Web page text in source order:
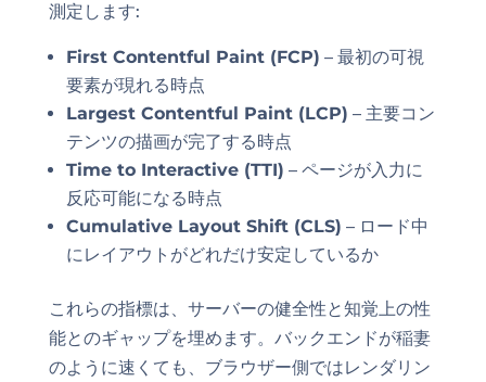
測定します:
First Contentful Paint (FCP) – 最初の可視
要素が現れる時点
Largest Contentful Paint (LCP) – 主要コン
テンツの描画が完了する時点
Time to Interactive (TTI) – ページが入力に
反応可能になる時点
Cumulative Layout Shift (CLS) – ロード中
にレイアウトがどれだけ安定しているか
これらの指標は、サーバーの健全性と知覚上の性
能とのギャップを埋めます。バックエンドが稲妻
のように速くても、ブラウザー側ではレンダリン